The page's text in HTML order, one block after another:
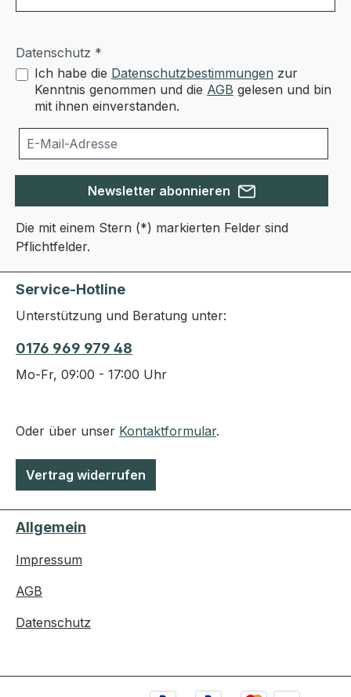
Datenschutz *
Ich habe die Datenschutzbestimmungen zur
Kenntnis genommen und die AGB gelesen und bin
mit ihnen einverstanden.
Newsletter abonnieren
Die mit einem Stern (*) markierten Felder sind
Pflichtfelder.
Service-Hotline
Unterstützung und Beratung unter:
0176 969 979 48
Mo-Fr, 09:00 - 17:00 Uhr
Oder über unser Kontaktformular.
Vertrag widerrufen
Allgemein
Impressum
AGB
Datenschutz